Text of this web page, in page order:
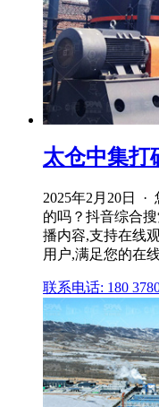
太仓中集打
2025年2月20日 ·
的吗？抖音综合
播内容,支持在线
用户,满足您的在
联系电话: 180